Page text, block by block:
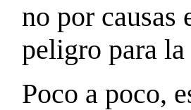
no por causas
peligro para
Poco a poco,